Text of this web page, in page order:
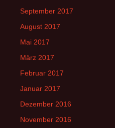
September 2017
August 2017
Mai 2017
März 2017
Februar 2017
Januar 2017
Dezember 2016
November 2016